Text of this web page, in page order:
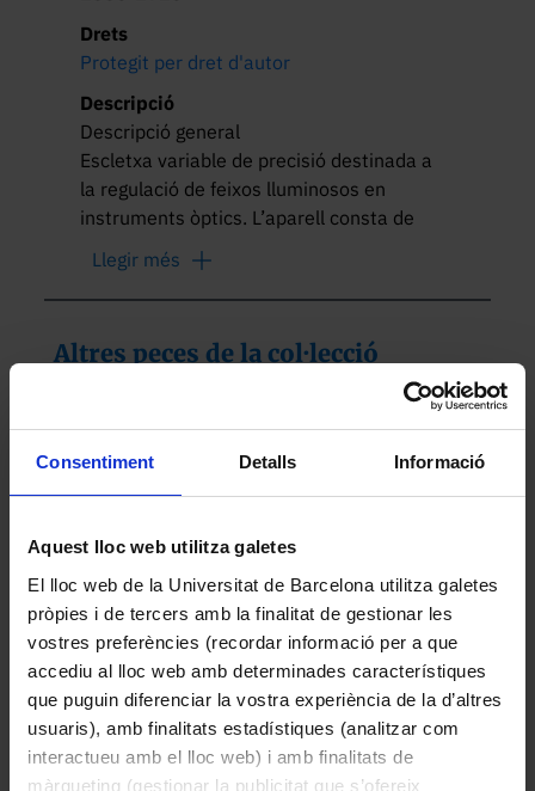
Consentiment Detalls Informació
Aquest lloc web utilitza galetes
El lloc web de la Universitat de Barcelona utilitza galetes
pròpies i de tercers amb la finalitat de gestionar les
vostres preferències (recordar informació per a que
accediu al lloc web amb determinades característiques
que puguin diferenciar la vostra experiència de la d’altres
usuaris), amb finalitats estadístiques (analitzar com
interactueu amb el lloc web) i amb finalitats de
màrqueting (gestionar la publicitat que s’ofereix
Drets
Protegit per dret d'autor
Descripció
Descripció general
Escletxa variable de precisió destinada a
la regulació de feixos lluminosos en
instruments òptics. L’aparell consta de
dues làmines metàl·liques paral·leles que
defineixen una obertura ajustable,
muntades sobre una estructura amb
giratòria.
mitjançant un cargol micromètric que
desplaça una de les làmines respecte a
fines i controlades. Aquest ajust
determina la quantitat de llum que
travessa el sistema i, en aplicacions
espectroscòpiques, la resolució espectral.
La base giratòria facilita l’alineació
precisa amb l’eix òptic de l’instrument.
Dades històriques
Llegir més
Altres peces de la col·lecció
Generador de senyals de radiofreqüència FM/AM
Philips
1950